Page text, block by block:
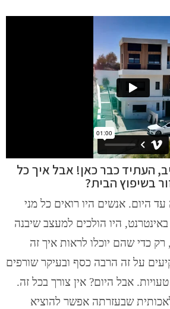
העתיד כבר כאן! אבל איך כל
בשיפוץ הבית?
היום. אנשים היו רואים כל מני
היו הולכים למעצב שיבנה
כדי שהם יוכלו לראות איך זה
על זה הרבה כסף ובעיקר שורפים
אבל היום? אין צורך בכל זה.
שבעזרתה אפשר להוציא